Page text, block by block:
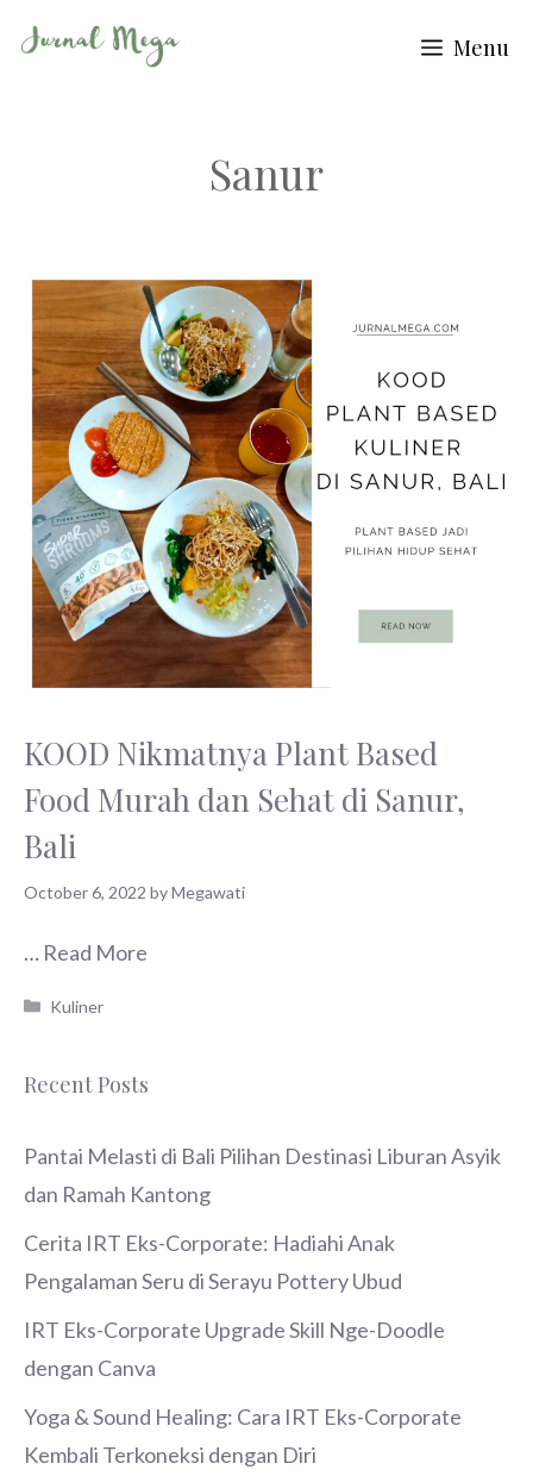
Menu
Sanur
KOOD Nikmatnya Plant Based
Food Murah dan Sehat di Sanur,
Bali
October 6, 2022 byMegawati
… Read More
Categories
Kuliner
Recent Posts
Pantai Melasti di Bali Pilihan Destinasi Liburan Asyik
dan Ramah Kantong
Cerita IRT Eks-Corporate: Hadiahi Anak
Pengalaman Seru di Serayu Pottery Ubud
IRT Eks-Corporate Upgrade Skill Nge-Doodle
dengan Canva
Yoga & Sound Healing: Cara IRT Eks-Corporate
Kembali Terkoneksi dengan Diri